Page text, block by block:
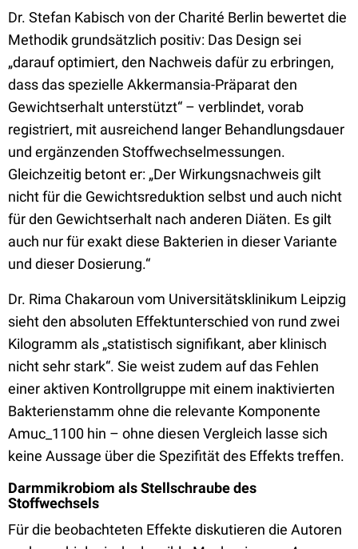
Dr. Stefan Kabisch von der Charité Berlin bewertet die
Methodik grundsätzlich positiv: Das Design sei
„darauf optimiert, den Nachweis dafür zu erbringen,
dass das spezielle Akkermansia-Präparat den
Gewichtserhalt unterstützt“ – verblindet, vorab
registriert, mit ausreichend langer Behandlungsdauer
und ergänzenden Stoffwechselmessungen.
Gleichzeitig betont er: „Der Wirkungsnachweis gilt
nicht für die Gewichtsreduktion selbst und auch nicht
für den Gewichtserhalt nach anderen Diäten. Es gilt
auch nur für exakt diese Bakterien in dieser Variante
und dieser Dosierung.“
Dr. Rima Chakaroun vom Universitätsklinikum Leipzig
sieht den absoluten Effektunterschied von rund zwei
Kilogramm als „statistisch signifikant, aber klinisch
nicht sehr stark“. Sie weist zudem auf das Fehlen
einer aktiven Kontrollgruppe mit einem inaktivierten
Bakterienstamm ohne die relevante Komponente
Amuc_1100 hin – ohne diesen Vergleich lasse sich
keine Aussage über die Spezifität des Effekts treffen.
Darmmikrobiom als Stellschraube des
Stoffwechsels
Für die beobachteten Effekte diskutieren die Autoren